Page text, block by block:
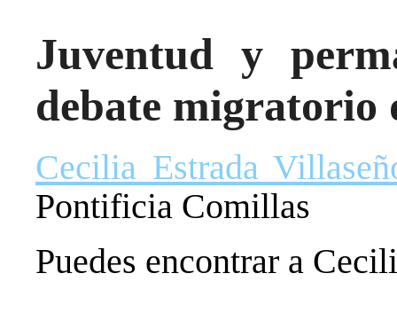
Juventud y
debate migratorio
Cecilia Estrada
Pontificia Comillas
Puedes encontrar a